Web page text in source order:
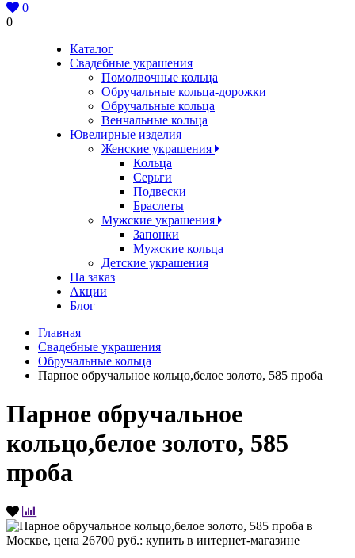
0
0
Каталог
Свадебные украшения
Помолвочные кольца
Обручальные кольца-дорожки
Обручальные кольца
Венчальные кольца
Ювелирные изделия
Женские украшения
Кольца
Серьги
Подвески
Браслеты
Мужские украшения
Запонки
Мужские кольца
Детские украшения
На заказ
Акции
Блог
Главная
Свадебные украшения
Обручальные кольца
Парное обручальное кольцо,белое золото, 585 проба
Парное обручальное
кольцо,белое золото, 585
проба